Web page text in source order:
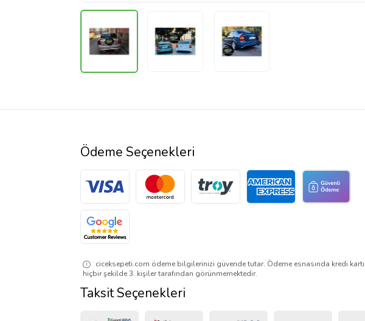
Ödeme Seçenekleri
ciceksepeti.com ödeme bilgilerinizi güvende tutar. Ödeme esnasında kredi
hiçbir şekilde 3. kişiler tarafından görünmemektedir.
Taksit Seçenekleri